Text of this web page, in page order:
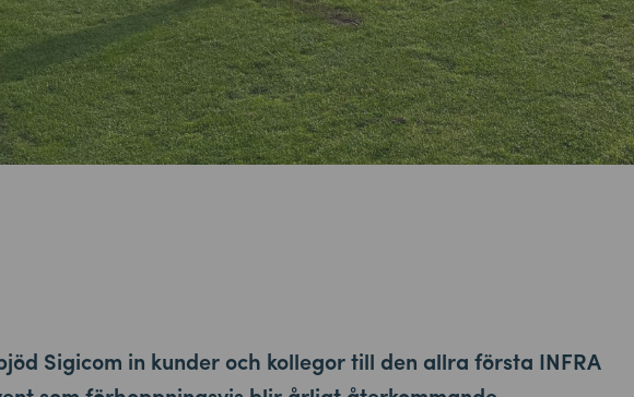
Sigicom in kunder och kollegor till den allra första INFRA